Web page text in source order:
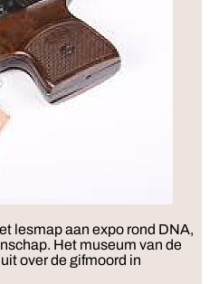
lesmap aan expo rond DNA,
Het museum van de
over de gifmoord in